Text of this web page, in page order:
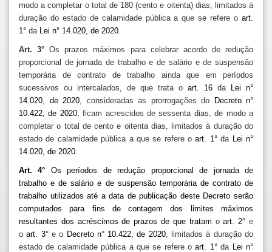
modo a completar o total de 180 (cento e oitenta) dias, limitados à
duração do estado de calamidade pública a que se refere o art.
1° da Lei n° 14.020, de 2020.
Art. 3° Os prazos máximos para celebrar acordo de redução
proporcional de jornada de trabalho e de salário e de suspensão
temporária de contrato de trabalho ainda que em períodos
sucessivos ou intercalados, de que trata o art. 16 da Lei n°
14.020, de 2020, consideradas as prorrogações do
Decreto n°
10.422, de 2020, ficam acrescidos de sessenta dias, de modo a
completar o total de cento e oitenta dias, limitados à duração do
estado de calamidade pública a que se refere oart. 1°da Lei n°
14.020, de 2020.
Art. 4° Os períodos de redução proporcional de jornada de
trabalho e de salário e de suspensão temporária de contrato de
trabalho utilizados até a data de publicação deste Decreto serão
computados para fins de contagem dos limites máximos
resultantes dos acréscimos de prazos de que tratam oart. 2° e
oart. 3°e o Decreto n° 10.422, de 2020, limitados à duração do
estado de calamidade pública a que se refere oart. 1°da Lei n°